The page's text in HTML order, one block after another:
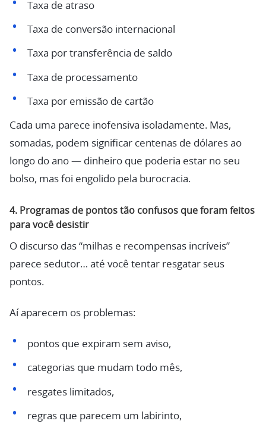
Taxa de atraso
Taxa de conversão internacional
Taxa por transferência de saldo
Taxa de processamento
Taxa por emissão de cartão
Cada uma parece inofensiva isoladamente. Mas,
somadas, podem significar centenas de dólares ao
longo do ano — dinheiro que poderia estar no seu
bolso, mas foi engolido pela burocracia.
4. Programas de pontos tão confusos que foram feitos
para você desistir
O discurso das “milhas e recompensas incríveis”
parece sedutor… até você tentar resgatar seus
pontos.
Aí aparecem os problemas:
pontos que expiram sem aviso,
categorias que mudam todo mês,
resgates limitados,
regras que parecem um labirinto,